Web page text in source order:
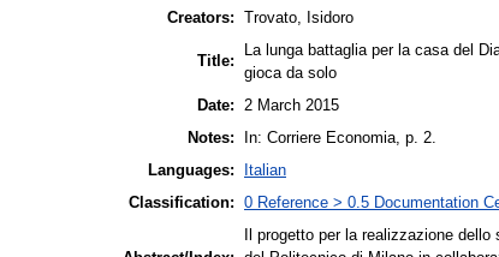
Creators: Trovato, Isidoro
Title:
La lunga battaglia per la casa del
gioca da solo
Date:
2 March 2015
Notes:
In: Corriere Economia, p. 2.
Languages:
Italian
Classification: 0 Reference > 0.5 Documentation
Il progetto per la realizzazione